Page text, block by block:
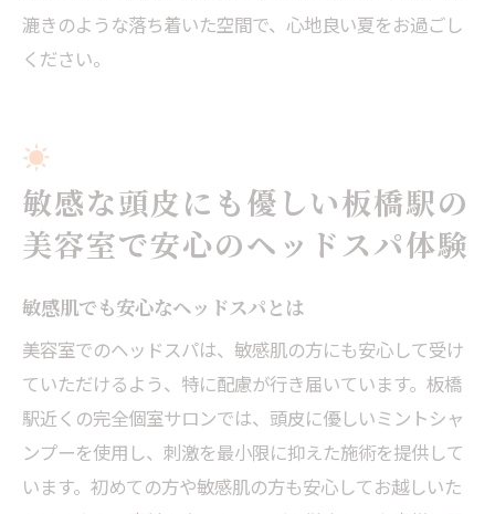
漉きのような落ち着いた空間で、心地良い夏をお過ごし
ください。
敏感な頭皮にも優しい板橋駅の
美容室で安心のヘッドスパ体験
敏感肌でも安心なヘッドスパとは
美容室でのヘッドスパは、敏感肌の方にも安心して受け
ていただけるよう、特に配慮が行き届いています。板橋
駅近くの完全個室サロンでは、頭皮に優しいミントシャ
ンプーを使用し、刺激を最小限に抑えた施術を提供して
います。初めての方や敏感肌の方も安心してお越しいた